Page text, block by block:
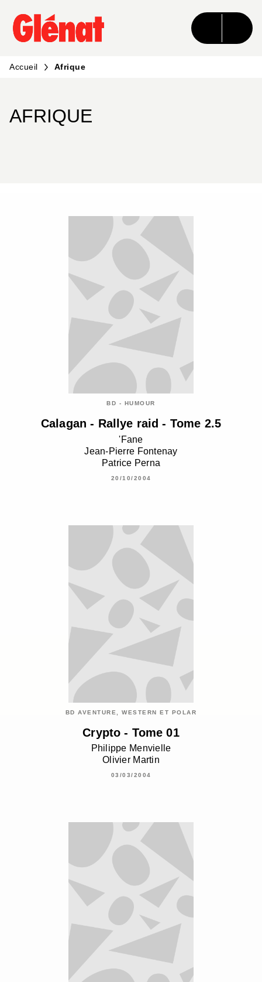
MENU RECHERCHE CONTENU
PIED DE PAGE
Accueil Afrique
AFRIQUE
BD - HUMOUR
Calagan - Rallye raid - Tome 2.5
'Fane
Jean-Pierre Fontenay
Patrice Perna
20/10/2004
BD AVENTURE, WESTERN ET POLAR
Crypto - Tome 01
Philippe Menvielle
Olivier Martin
03/03/2004